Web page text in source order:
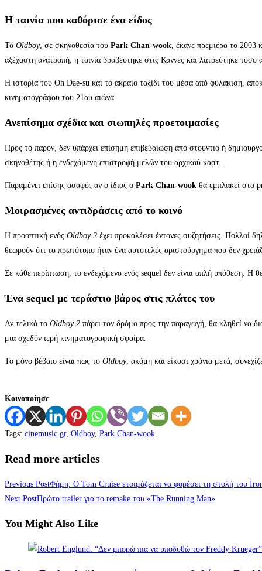
Η ταινία που καθόρισε ένα είδος
Το Oldboy, σε σκηνοθεσία του Park Chan-wook , έκανε πρεμιέρα το 2003
αξέχαστη ανατροπή, η ταινία βραβεύτηκε στις Κάννες και λατρεύτηκε τόσο
Η ιστορία του Oh Dae-su και το ακραίο ταξίδι του μέσα από φυλάκιση,
κινηματογράφου του 21ου αιώνα.
Ανεπίσημα σχέδια και σιωπηλές προετοιμασίες
Προς το παρόν, δεν υπάρχει επίσημη επιβεβαίωση από στούντιο ή
σκηνοθέτης ή η ενδεχόμενη επιστροφή μελών του αρχικού καστ.
Παραμένει επίσης ασαφές αν ο ίδιος ο Park Chan-wook θα εμπλακεί στο
Μοιρασμένες αντιδράσεις από το κοινό
Η προοπτική ενός Oldboy 2 έχει προκαλέσει έντονες συζητήσεις. Πολλοί
θεωρούν ότι το πρωτότυπο ήταν ένα αυτοτελές αριστούργημα που δεν
Σε κάθε περίπτωση, το ενδεχόμενο ενός sequel δεν είναι απλή υπόθεση. Η
Ένα sequel με τεράστιο βάρος στις πλάτες του
Αν τελικά το Oldboy 2 πάρει τον δρόμο προς την παραγωγή, θα κληθεί να
μια σχεδόν ιερή κινηματογραφική σφαίρα.
Το μόνο βέβαιο είναι πως το Oldboy, ακόμη και είκοσι χρόνια μετά,
Κοινοποίησε
Tags: cinemusic.gr, Oldboy, Park Chan-wook
Read more articles
Previous PostΦήμη: Ο Tom Cruise ετοιμάζεται να φορέσει τη στολή του
Next PostΠρώτο trailer για το remake του «The Running Man»
You Might Also Like